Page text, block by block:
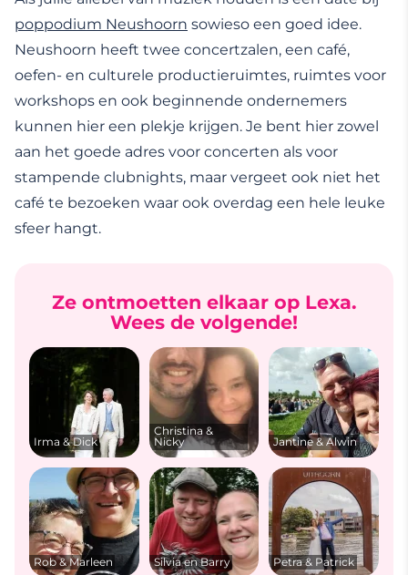
poppodium Neushoorn sowieso een goed idee.
Neushoorn heeft twee concertzalen, een café,
oefen- en culturele productieruimtes, ruimtes voor
workshops en ook beginnende ondernemers
kunnen hier een plekje krijgen. Je bent hier zowel
aan het goede adres voor concerten als voor
stampende clubnights, maar vergeet ook niet het
café te bezoeken waar ook overdag een hele leuke
sfeer hangt.
Ze ontmoetten elkaar op Lexa.
Wees de volgende!
Irma & Dick
Christina &
Nicky
Jantine & Alwin
Rob & Marleen Silvia en Barry Petra & Patrick